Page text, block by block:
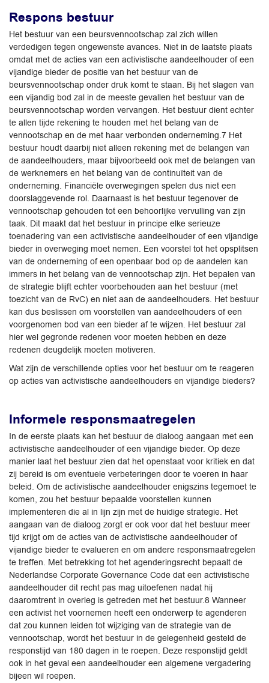
Respons bestuur
Het bestuur van een beursvennootschap zal zich willen
verdedigen tegen ongewenste avances. Niet in de laatste plaats
omdat met de acties van een activistische aandeelhouder of een
vijandige bieder de positie van het bestuur van de
beursvennootschap onder druk komt te staan. Bij het slagen van
een vijandig bod zal in de meeste gevallen het bestuur van de
beursvennootschap worden vervangen. Het bestuur dient echter
te allen tijde rekening te houden met het belang van de
vennootschap en de met haar verbonden onderneming.7 Het
bestuur houdt daarbij niet alleen rekening met de belangen van
de aandeelhouders, maar bijvoorbeeld ook met de belangen van
de werknemers en het belang van de continuïteit van de
onderneming. Financiële overwegingen spelen dus niet een
doorslaggevende rol. Daarnaast is het bestuur tegenover de
vennootschap gehouden tot een behoorlijke vervulling van zijn
taak. Dit maakt dat het bestuur in principe elke serieuze
toenadering van een activistische aandeelhouder of een vijandige
bieder in overweging moet nemen. Een voorstel tot het opsplitsen
van de onderneming of een openbaar bod op de aandelen kan
immers in het belang van de vennootschap zijn. Het bepalen van
de strategie blijft echter voorbehouden aan het bestuur (met
toezicht van de RvC) en niet aan de aandeelhouders. Het bestuur
kan dus beslissen om voorstellen van aandeelhouders of een
voorgenomen bod van een bieder af te wijzen. Het bestuur zal
hier wel gegronde redenen voor moeten hebben en deze
redenen deugdelijk moeten motiveren.
Wat zijn de verschillende opties voor het bestuur om te reageren
op acties van activistische aandeelhouders en vijandige bieders?
Informele responsmaatregelen
In de eerste plaats kan het bestuur de dialoog aangaan met een
activistische aandeelhouder of een vijandige bieder. Op deze
manier laat het bestuur zien dat het openstaat voor kritiek en dat
zij bereid is om eventuele verbeteringen door te voeren in haar
beleid. Om de activistische aandeelhouder enigszins tegemoet te
komen, zou het bestuur bepaalde voorstellen kunnen
implementeren die al in lijn zijn met de huidige strategie. Het
aangaan van de dialoog zorgt er ook voor dat het bestuur meer
tijd krijgt om de acties van de activistische aandeelhouder of
vijandige bieder te evalueren en om andere responsmaatregelen
te treffen. Met betrekking tot het agenderingsrecht bepaalt de
Nederlandse Corporate Governance Code dat een activistische
aandeelhouder dit recht pas mag uitoefenen nadat hij
daaromtrent in overleg is getreden met het bestuur.8 Wanneer
een activist het voornemen heeft een onderwerp te agenderen
dat zou kunnen leiden tot wijziging van de strategie van de
vennootschap, wordt het bestuur in de gelegenheid gesteld de
responstijd van 180 dagen in te roepen. Deze responstijd geldt
ook in het geval een aandeelhouder een algemene vergadering
bijeen wil roepen.